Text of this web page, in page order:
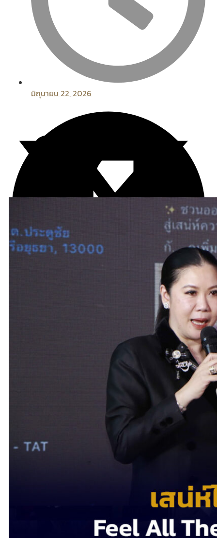
มิถุนายน 22, 2026